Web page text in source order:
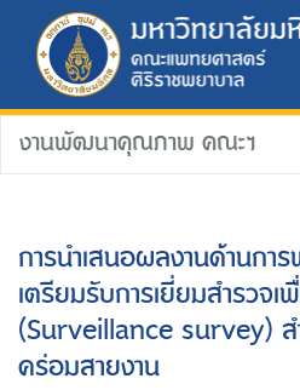
งานพัฒนาคุณภาพ คณะฯ
การนำเสนอผลงานด้านก
เตรียมรับการเยี่ยมสำรวจเ
(Surveillance survey)
คร่อมสายงาน